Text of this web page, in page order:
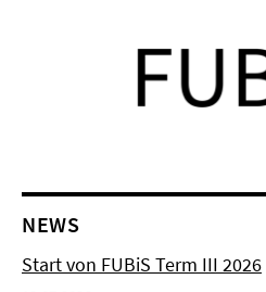
NEWS
Start von FUBiS Term III 2026